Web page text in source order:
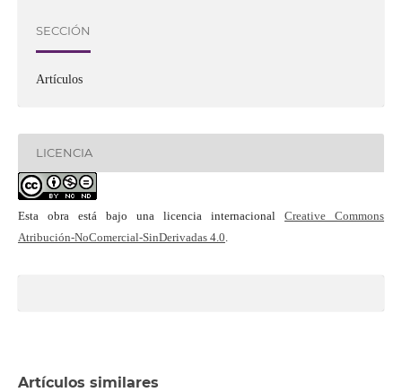
SECCIÓN
Artículos
LICENCIA
Esta obra está bajo una licencia internacionalCreative Commons
Atribución-NoComercial-SinDerivadas 4.0
Artículos similares